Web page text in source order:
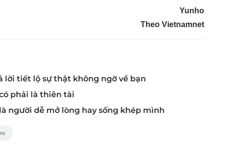
Yunho
Theo Vietnamnet
lời tiết lộ sự thật không ngờ về bạn
phải là thiên tài
người dễ mở lòng hay sống khép mình